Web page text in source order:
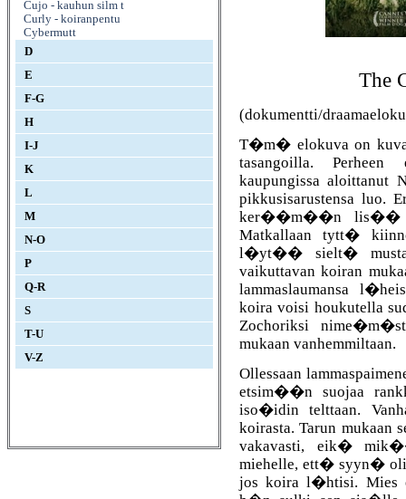
Cujo - kauhun silm t
Curly - koiranpentu
Cybermutt
D
E
F-G
H
I-J
K
L
M
N-O
P
Q-R
S
T-U
V-Z
The
(dokumentti/
T�m� elokuva on
tasangoilla.
kaupungissa aloittanut
pikkusisarustensa
ker��m��n lis��
Matkallaan tytt�
l�yt�� sielt�
vaikuttavan koiran
lammaslaumansa
koira voisi houkutella
Zochoriksi
mukaan vanhemmiltaan.
Ollessaan
etsim��n suojaa
iso�idin telttaan.
koirasta. Tarun
vakavasti, eik�
miehelle, ett� syyn� oli
jos koira l�htisi. Mies